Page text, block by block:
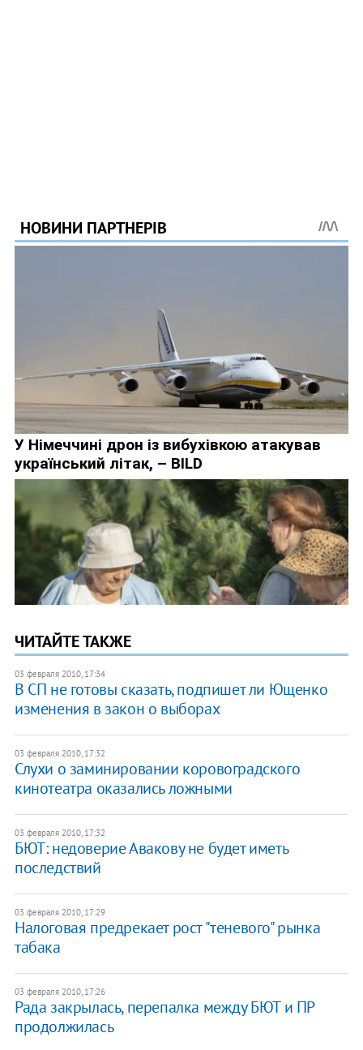
ЧИТАЙТЕ ТАКЖЕ
03 февраля 2010, 17:34
В СП не готовы сказать, подпишет ли Ющенко
изменения в закон о выборах
03 февраля 2010, 17:32
Слухи о заминировании коровоградского
кинотеатра оказались ложными
03 февраля 2010, 17:32
БЮТ: недоверие Авакову не будет иметь
последствий
03 февраля 2010, 17:29
Налоговая предрекает рост "теневого" рынка
табака
03 февраля 2010, 17:26
Рада закрылась, перепалка между БЮТ и ПР
продолжилась